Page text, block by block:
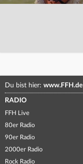
Du bist hier: www.FFH.de
RADIO
FFH Live
80er Radio
90er Radio
2000er Radio
Rock Radio